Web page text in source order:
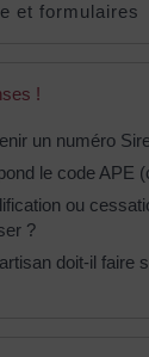
et formulaires
!
un numéro
le code APE
ou
?
doit-il faire